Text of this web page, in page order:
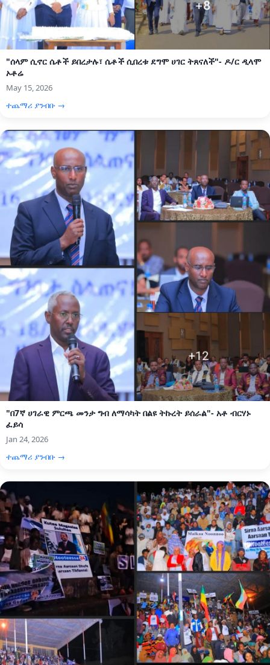
"ሰላም ሲኖር ሴቶች ይበረታሉ፣ ሴቶች ሲበረቱ ደግሞ ሀገር ትጸናለች"- ዶ/ር ዲላሞ
ኦቶሬ
May 15, 2026
ተጨማሪ ያንብቡ →
"በ7ኛ ሀገራዊ ምርጫ መንታ ግብ ለማሳካት በልዩ ትኩረት ይሰራል"- አቶ ብርሃኑ
ፈይሳ
Jan 24, 2026
ተጨማሪ ያንብቡ →